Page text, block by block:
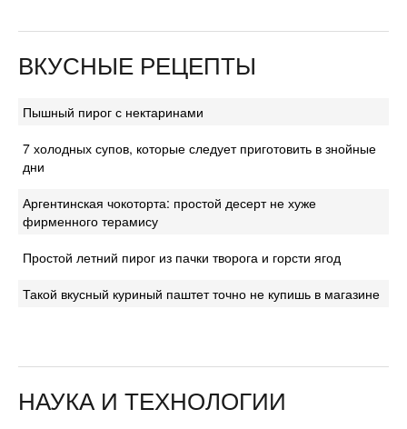
ВКУСНЫЕ РЕЦЕПТЫ
Пышный пирог с нектаринами
7 холодных супов, которые следует приготовить в знойные
дни
Аргентинская чокоторта: простой десерт не хуже
фирменного терамису
Простой летний пирог из пачки творога и горсти ягод
Такой вкусный куриный паштет точно не купишь в магазине
НАУКА И ТЕХНОЛОГИИ